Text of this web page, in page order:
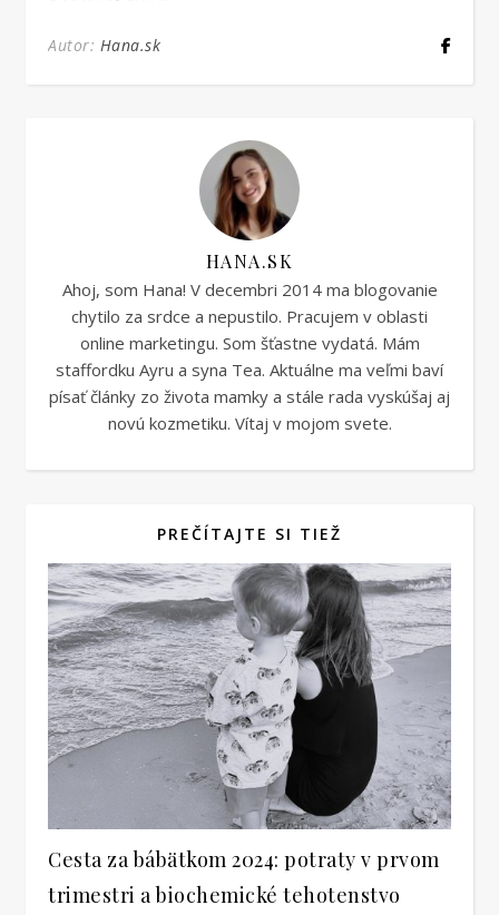
Autor: Hana.sk
HANA.SK
Ahoj, som Hana! V decembri 2014 ma blogovanie
chytilo za srdce a nepustilo. Pracujem v oblasti
online marketingu. Som šťastne vydatá. Mám
staffordku Ayru a syna Tea. Aktuálne ma veľmi baví
písať články zo života mamky a stále rada vyskúšaj aj
novú kozmetiku. Vítaj v mojom svete.
PREČÍTAJTE SI TIEŽ
Cesta za bábätkom 2024: potraty v prvom
trimestri a biochemické tehotenstvo